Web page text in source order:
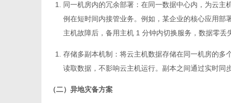
同一机房内的冗余部署 ：在同一数据中心内，为云
例在短时间内接管业务。例如，某企业的核心应用部
主机故障后，备用主机 1 分钟内切换服务，数据零丢
存储多副本机制 ：将云主机数据存储在同一机房的
读取数据，不影响云主机运行。副本之间通过实时同
（二）异地灾备方案